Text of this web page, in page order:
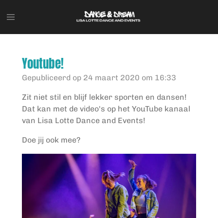
direct
naar
hoofdinhoud
Youtube!
Gepubliceerd op 24 maart 2020 om 16:33
Zit niet stil en blijf lekker sporten en dansen!
Dat kan met de video's op het YouTube kanaal
van Lisa Lotte Dance and Events!
Doe jij ook mee?